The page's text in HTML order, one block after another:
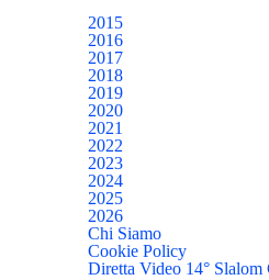
2015
2016
2017
2018
2019
2020
2021
2022
2023
2024
2025
2026
Chi Siamo
Cookie Policy
Diretta Video 14° Slalom